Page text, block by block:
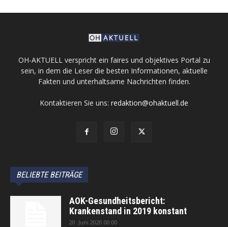
OH-AKTUELL verspricht ein faires und objektives Portal zu
sein, in dem die Leser die besten Informationen, aktuelle
Fakten und unterhaltsame Nachrichten finden.
Kontaktieren Sie uns: redaktion@ohaktuell.de
BELIEBTE BEITRÄGE
AOK-Gesundheitsbericht:
Krankenstand in 2019 konstant
20. Juni 2020 00:00